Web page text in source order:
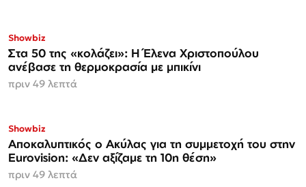
Showbiz
Στα 50 της «κολάζει»: Η Έλενα Χριστοπούλου
ανέβασε τη θερμοκρασία με μπικίνι
πριν 49 λεπτά
Showbiz
Αποκαλυπτικός ο Ακύλας για τη συμμετοχή του στην
Eurovision: «Δεν αξίζαμε τη 10η θέση»
πριν 49 λεπτά